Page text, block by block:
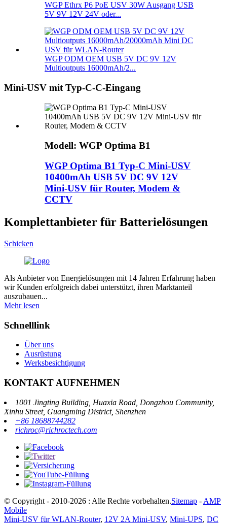
WGP Ethrx P6 PoE USV 30W Ausgang USB
5V 9V 12V 24V oder...
WGP ODM OEM USB 5V DC 9V 12V
Multioutputs 16000mAh/2...
Mini-USV mit Typ-C-C-Eingang
Modell: WGP Optima B1
WGP Optima B1 Typ-C Mini-USV
10400mAh USB 5V DC 9V 12V
Mini-USV für Router, Modem &
CCTV
Komplettanbieter für Batterielösungen
Schicken
Als Anbieter von Energielösungen mit 14 Jahren Erfahrung haben
wir Kunden erfolgreich dabei unterstützt, ihren Marktanteil
auszubauen...
Mehr lesen
Schnelllink
Über uns
Ausrüstung
Werksbesichtigung
KONTAKT AUFNEHMEN
1001 Jingting Building, Huaxia Road, Dongzhou Community,
Xinhu Street, Guangming District, Shenzhen
+86 18688744282
richroc@richroctech.com
© Copyright - 2010-2026 : Alle Rechte vorbehalten.Sitemap - AMP
Mobile
Mini-USV für WLAN-Router, 12V 2A Mini-USV, Mini-UPS, DC